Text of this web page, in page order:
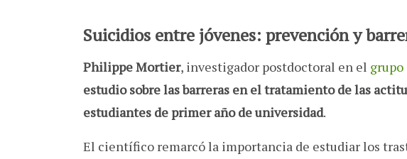
Suicidios entre jóvenes: prevención y
Philippe Mortier, investigador postdoctoral en el
estudio sobre las barreras en el tratamiento de las
estudiantes de primer año de universidad.
El científico remarcó la importancia de estudiar los